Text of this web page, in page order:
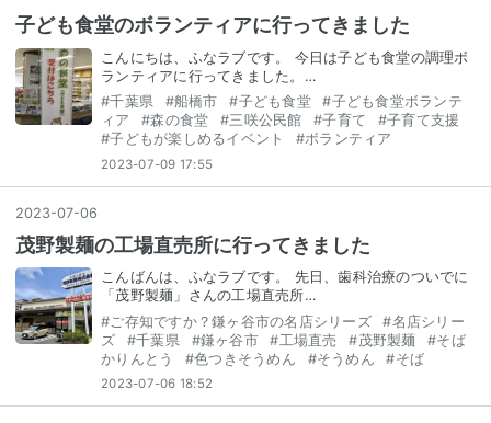
子ども食堂のボランティアに行ってきました
こんにちは、ふなラブです。 今日は子ども食堂の調理ボ
ランティアに行ってきました。…
#千葉県 #船橋市 #子ども食堂 #子ども食堂ボランテ
ィア
#森の食堂 #三咲公民館 #子育て #子育て支援
#子どもが楽しめるイベント #ボランティア
2023-07-09 17:55
2023-07-06
茂野製麺の工場直売所に行ってきました
こんばんは、ふなラブです。 先日、歯科治療のついでに
「茂野製麺」さんの工場直売所…
# ご存知ですか？鎌ヶ谷市の名店シリーズ #名店シリー
ズ
#千葉県 #鎌ヶ谷市 #工場直売 #茂野製麺 #そば
かりんとう
#色つきそうめん #そうめん #そば
2023-07-06 18:52